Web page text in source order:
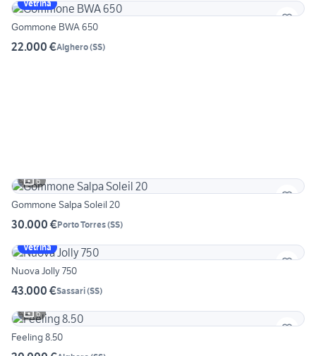
Vetrina
Gommone BWA 650
22.000 €Alghero(SS)
6
Gommone Salpa Soleil 20
30.000 €Porto Torres(SS)
Vetrina
Nuova Jolly 750
43.000 €Sassari(SS)
6
Feeling 8.50